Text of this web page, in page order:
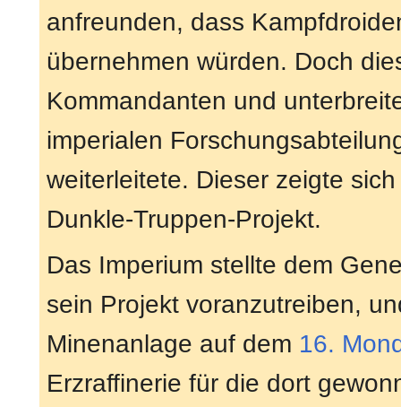
anfreunden, dass
übernehmen würden. Doch
Kommandanten und
imperialen
weiterleitete. Dieser zeigte
Dunkle-Truppen-Projekt.
Das Imperium stellte dem
sein Projekt voranzutreiben,
Minenanlage auf dem 16.
Erzraffinerie für die dort